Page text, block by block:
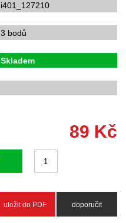
i401_127210
3 bodů
Skladem
89 Kč
uložit do PDF doporučit